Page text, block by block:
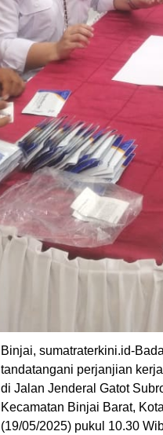
Binjai, sumatraterkini.id-
tandatangani perjanjian
di Jalan Jenderal Gatot
Kecamatan Binjai Barat,
(19/05/2025) pukul 10.30